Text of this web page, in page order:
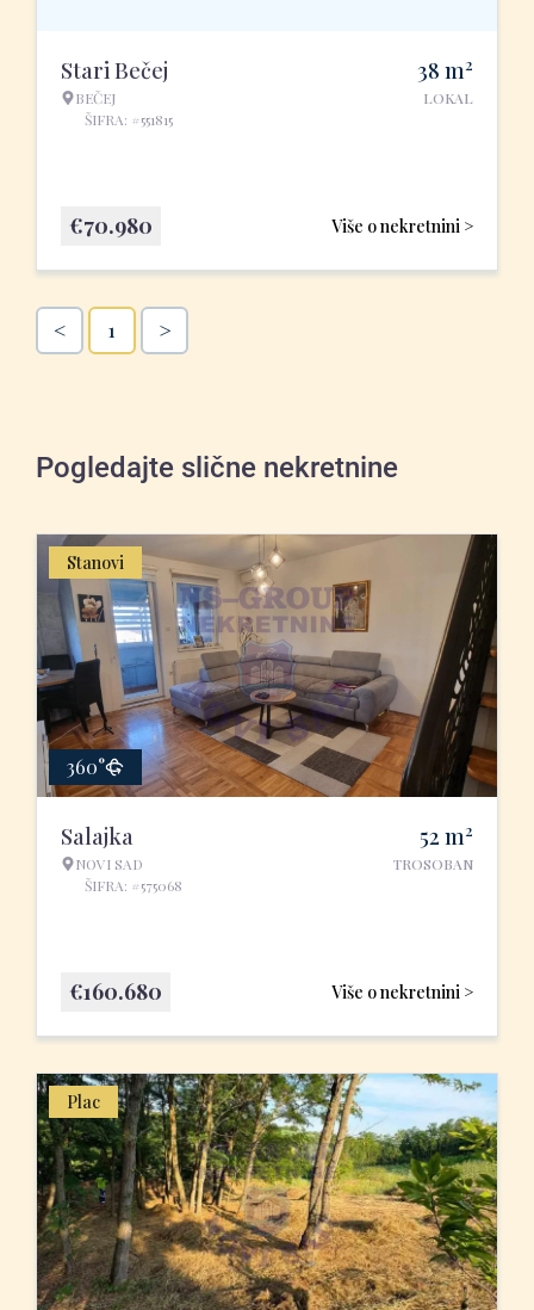
Stari Bečej
BEČEJ
ŠIFRA: #551815
38 m2
LOKAL
Više o nekretnini >
€70.980
< 1 >
Pogledajte slične nekretnine
Stanovi
360°
Salajka
NOVI SAD
ŠIFRA: #575068
52 m2
TROSOBAN
Više o nekretnini >
€160.680
Plac